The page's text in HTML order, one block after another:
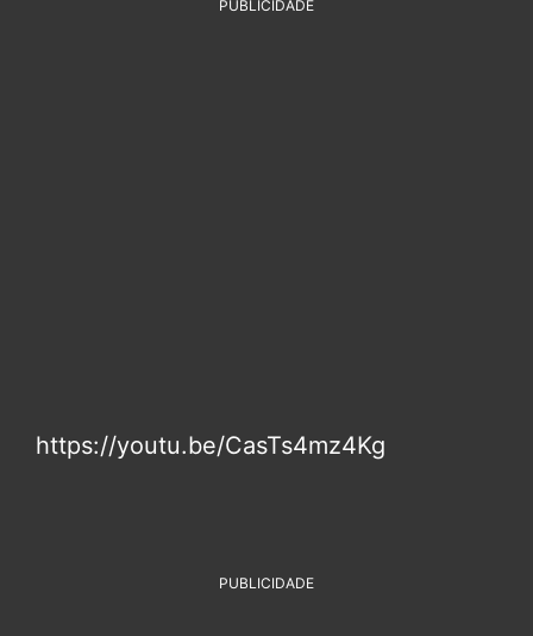
PUBLICIDADE
https://youtu.be/CasTs4mz4Kg
PUBLICIDADE